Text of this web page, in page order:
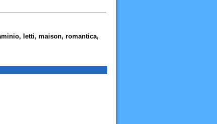
letti, maison, romantica,